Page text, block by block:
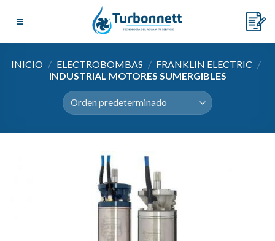
INICIO / ELECTROBOMBAS / FRANKLIN ELECTRIC /
INDUSTRIAL MOTORES SUMERGIBLES